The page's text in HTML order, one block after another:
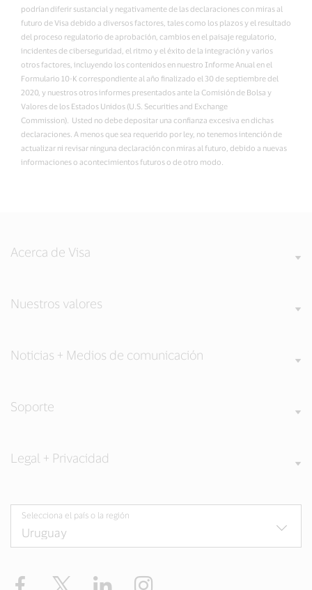
podrían diferir sustancial y negativamente de las declaraciones con miras al
futuro de Visa debido a diversos factores, tales como los plazos y el resultado
del proceso regulatorio de aprobación, cambios en el paisaje regulatorio,
incidentes de ciberseguridad, el ritmo y el éxito de la integración y varios
otros factores, incluyendo los contenidos en nuestro Informe Anual en el
Formulario 10-K correspondiente al año finalizado el 30 de septiembre del
2020, y nuestros otros informes presentados ante la Comisión de Bolsa y
Valores de los Estados Unidos (U.S. Securities and Exchange
Commission). Usted no debe depositar una confianza excesiva en dichas
declaraciones. A menos que sea requerido por ley, no tenemos intención de
actualizar ni revisar ninguna declaración con miras al futuro, debido a nuevas
informaciones o acontecimientos futuros o de otro modo.
Acerca de Visa
Nuestros valores
Noticias + Medios de comunicación
Soporte
Legal + Privacidad
Selecciona el país o la región
Facebook Twitter LinkedIn